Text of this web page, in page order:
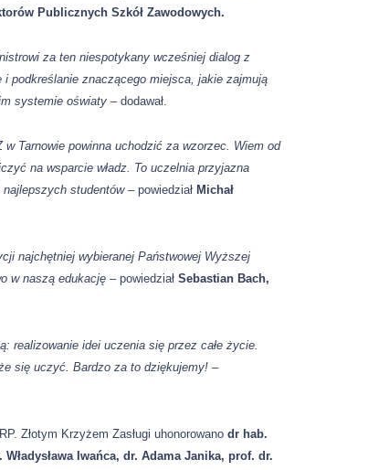
Publicznych Szkół Zawodowych.
za ten niespotykany wcześniej dialog z
podkreślanie znaczącego miejsca, jakie zajmują
systemie oświaty –dodawał.
w Tarnowie powinna uchodzić za wzorzec. Wiem od
na wsparcie władz. To uczelnia przyjazna
studentów– powiedział Michał
najchętniej wybieranej Państwowej Wyższej
w naszą edukację– powiedziałSebastian Bach,
realizowanie idei uczenia się przez całe życie.
się uczyć. Bardzo za to dziękujemy! –
Złotym Krzyżem Zasługi uhonorowanodr hab.
Iwańca, dr. Adama Janika, prof. dr.